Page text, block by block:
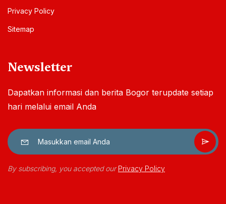
Privacy Policy
Sitemap
Newsletter
Dapatkan informasi dan berita Bogor terupdate setiap
hari melalui email Anda
By subscribing, you accepted ourPrivacy Policy